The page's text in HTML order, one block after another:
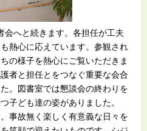
会へと続きます。各担任が工夫
熱心に応えています。参観され
の様子を熱心にご覧いただきま
者と担任とをつなぐ重要な会合
。図書室では懇談会の終わりを
子ども達の姿がありました。
事故無く楽しく有意義な日々を